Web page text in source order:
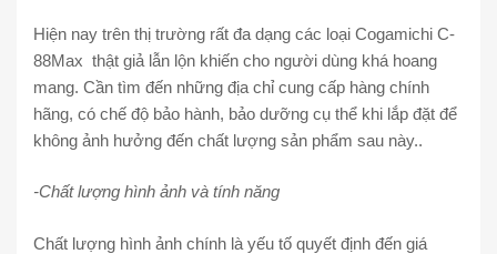
Hiện nay trên thị trường rất đa dạng các loại Cogamichi C-
88Max thật giả lẫn lộn khiến cho người dùng khá hoang
mang. Cần tìm đến những địa chỉ cung cấp hàng chính
hãng, có chế độ bảo hành, bảo dưỡng cụ thể khi lắp đặt để
không ảnh hưởng đến chất lượng sản phẩm sau này..
-Chất lượng hình ảnh và tính năng
Chất lượng hình ảnh chính là yếu tố quyết định đến giá